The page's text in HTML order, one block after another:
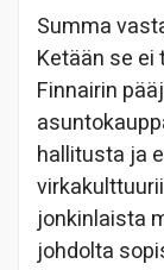
Summa
Ketään se ei
Finnairin
hallitusta ja
jonkinlaista
johdolta